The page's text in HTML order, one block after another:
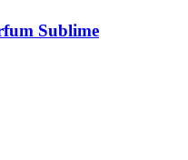
Sublime